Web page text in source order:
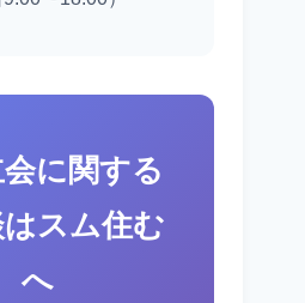
に関する
スム住む
へ